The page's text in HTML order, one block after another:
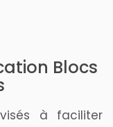
Blocs
à faciliter